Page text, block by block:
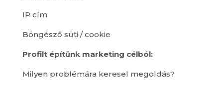
IP cím
Böngésző süti / cookie
Profilt építünk marketing célból:
Milyen problémára keresel megoldás?